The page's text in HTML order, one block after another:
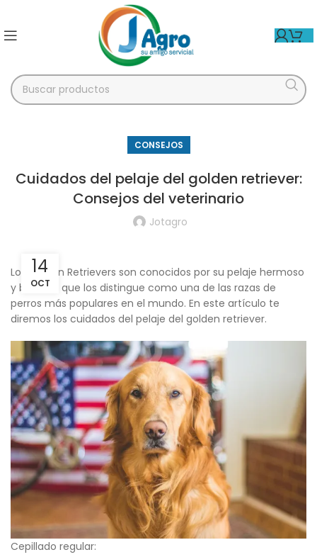
CONSEJOS
Cuidados del pelaje del golden retriever:
Consejos del veterinario
Jotagro
14
OCT
Los Golden Retrievers son conocidos por su pelaje hermoso
y brillante que los distingue como una de las razas de
perros más populares en el mundo. En este artículo te
diremos los cuidados del pelaje del golden retriever.
Cepillado regular: